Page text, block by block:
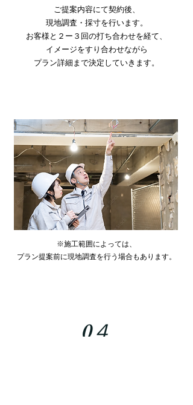
ご提案内容にて契約後、
現地調査・採寸を行います。
​お客様と２ー３回の打ち合わせを経て、
イメージをすり合わせながら
​プラン詳細まで決定していきます。
※施工範囲によっては、
プラン提案前に現地調査を行う場合もあります。
0４